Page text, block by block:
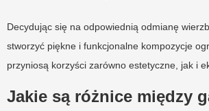
Decydując się na odpowiednią odmianę
stworzyć piękne i funkcjonalne kompozycje
przyniosą korzyści zarówno estetyczne, jak i
Jakie są różnice między